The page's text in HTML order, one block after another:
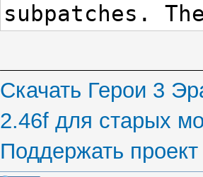
subpatches.
[-] Fixed
(Saving game
in disabling
entering the
Скачать Герои 3
2.46f для старых
Поддержать проект